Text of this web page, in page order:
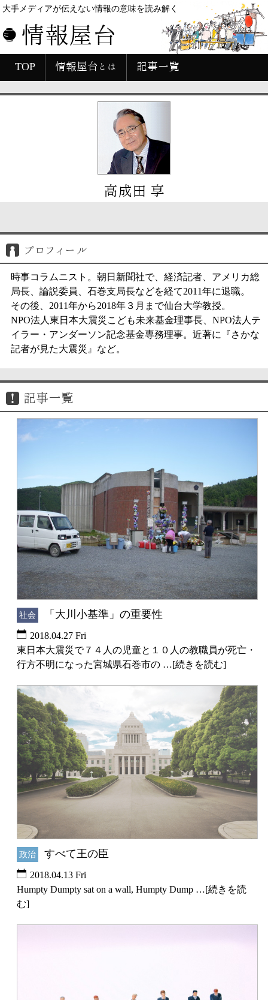
大手メディアが伝えない情報の意味を読み解く
情報屋台
TOP 情報屋台とは 記事一覧
高成田 享
プロフィール
時事コラムニスト。朝日新聞社で、経済記者、アメリカ総
局長、論説委員、石巻支局長などを経て2011年に退職。
その後、2011年から2018年３月まで仙台大学教授。
NPO法人東日本大震災こども未来基金理事長、NPO法人テ
イラー・アンダーソン記念基金専務理事。近著に『さかな
記者が見た大震災』など。
記事一覧
社会 「大川小基準」の重要性
2018.04.27 Fri
東日本大震災で７４人の児童と１０人の教職員が死亡・
行方不明になった宮城県石巻市の …[続きを読む]
政治 すべて王の臣
2018.04.13 Fri
Humpty Dumpty sat on a wall, Humpty Dump …[続きを読
む]